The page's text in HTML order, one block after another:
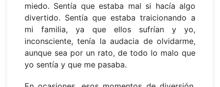
miedo. Sentía que estaba mal si hacía algo
divertido. Sentía que estaba traicionando a
mi familia, ya que ellos sufrían y yo,
inconsciente, tenía la audacia de olvidarme,
aunque sea por un rato, de todo lo malo que
yo sentía y que me pasaba.